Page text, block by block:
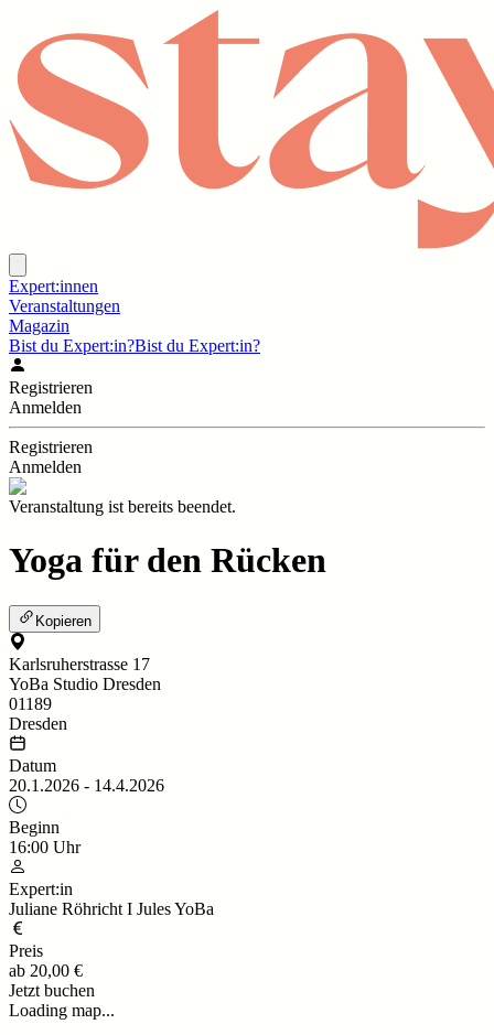
Expert:innen
Veranstaltungen
Magazin
Bist du Expert:in?Bist du Expert:in?
Registrieren
Anmelden
Registrieren
Anmelden
Veranstaltung ist bereits beendet.
Yoga für den Rücken
Kopieren
Karlsruherstrasse 17
YoBa Studio Dresden
01189
Dresden
Datum
20.1.2026 - 14.4.2026
Beginn
16:00 Uhr
Expert:in
Juliane Röhricht I Jules YoBa
Preis
ab 20,00 €
Jetzt buchen
Loading map...